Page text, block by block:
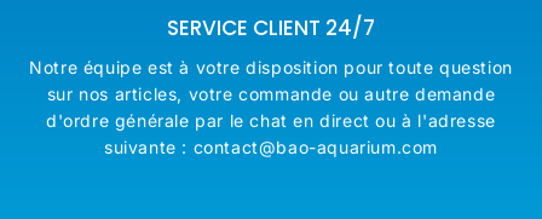
SERVICE CLIENT 24/7
Notre équipe est à votre disposition pour toute question
sur nos articles, votre commande ou autre demande
d'ordre générale par le chat en direct ou à l'adresse
suivante : contact@bao-aquarium.com